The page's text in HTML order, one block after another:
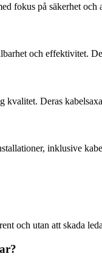
fokus på säkerhet
och effektivitet.
kvalitet. Deras
inklusive
och utan att skada